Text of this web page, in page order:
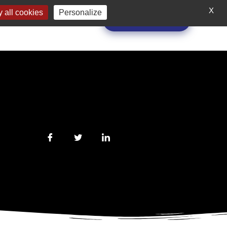
A PROPOS X
all cookies Personalize